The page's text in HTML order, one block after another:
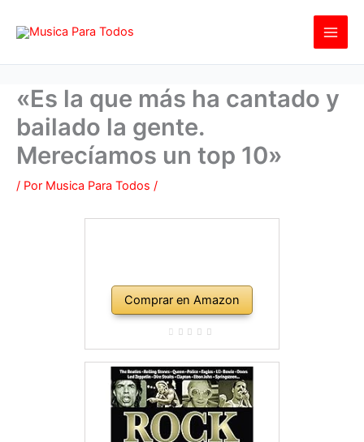
«Es la que más ha cantado y
bailado la gente.
Merecíamos un top 10»
/ Por Musica Para Todos /
Comprar en Amazon